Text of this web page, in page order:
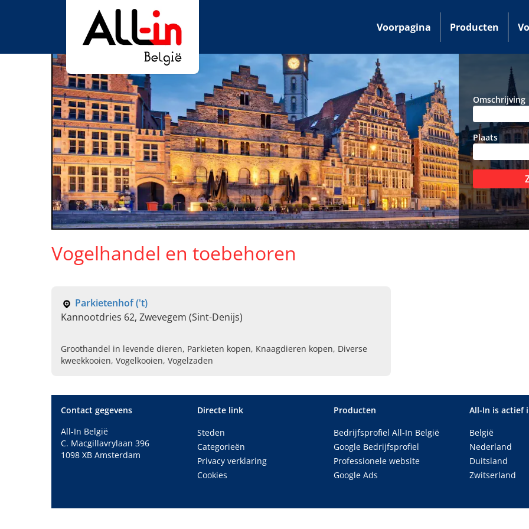
Voorpagina Producten
Omschrijving
Plaats
Vogelhandel en toebehoren
Parkietenhof ('t)
Kannootdries 62, Zwevegem (Sint-Denijs)
Groothandel in levende dieren, Parkieten kopen, Knaagdieren kopen, Diverse
kweekkooien, Vogelkooien, Vogelzaden
Contact gegevens
All-In België
C. Macgillavrylaan 396
1098 XB Amsterdam
Directe link
Steden
Categorieën
Privacy verklaring
Cookies
Producten
Bedrijfsprofiel All-In België
Google Bedrijfsprofiel
Professionele website
Google Ads
All-In is actief
België
Nederland
Duitsland
Zwitserland